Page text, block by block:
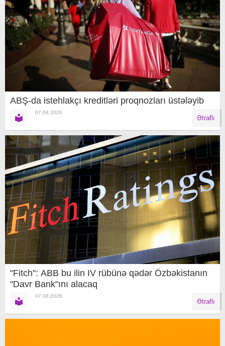
ABŞ-da istehlakçı kreditləri proqnozları üstələyib
07.08.2026
Ətraflı
"Fitch": ABB bu ilin IV rübünə qədər Özbəkistanın
"Davr Bank"ını alacaq
07.08.2026
Ətraflı